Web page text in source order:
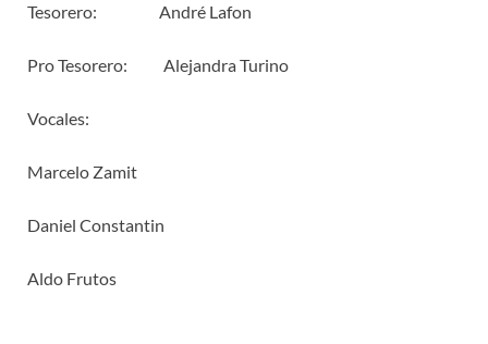
Tesorero: André Lafon
Pro Tesorero: Alejandra Turino
Vocales:
Marcelo Zamit
Daniel Constantin
Aldo Frutos